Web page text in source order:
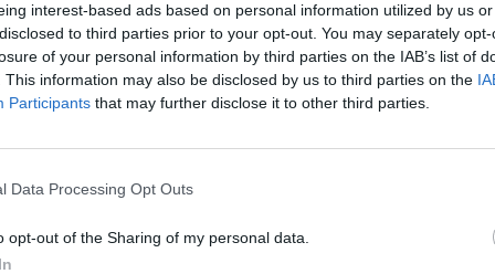
interest-based ads based on personal information utilized by us
to third parties prior to your opt-out. You may separately
of your personal information by third parties on the IAB’s list of
This information may also be disclosed by us to third parties on the
Participants that may further disclose it to other third parties.
Data Processing Opt Outs
opt-out of the Sharing of my personal data.
nutupdymas Baltarusijoje
Reporteris tik Lrytas.TV